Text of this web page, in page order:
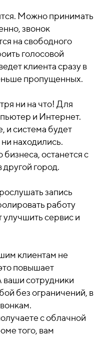
Можно принимать
звонок
на свободного
голосовой
клиента сразу в
пропущенных.
ни на что! Для
и Интернет.
и система будет
находились.
останется с
город.
запись
работу
сервис и
клиентам не
повышает
сотрудники
без ограничений, в
с облачной
того, вам